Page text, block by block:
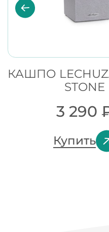
КАШПО
STONE
3 290
Купить